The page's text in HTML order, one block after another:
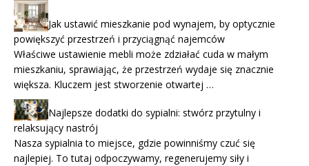
Jak ustawić mieszkanie pod wynajem, by optycznie
powiększyć przestrzeń i przyciągnąć najemców
Właściwe ustawienie mebli może zdziałać cuda w małym
mieszkaniu, sprawiając, że przestrzeń wydaje się znacznie
większa. Kluczem jest stworzenie otwartej …
Najlepsze dodatki do sypialni: stwórz przytulny i
relaksujący nastrój
Nasza sypialnia to miejsce, gdzie powinniśmy czuć się
najlepiej. To tutaj odpoczywamy, regenerujemy siły i